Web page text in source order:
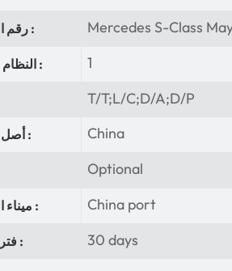
رقم الصنف : Mercedes S-Class
النظام (موك) : 1
T/T;L/C;D/A;D/P
أصل المنتج : China
Optional
ميناء الشحن : China port
فترة إنتاج : 30 days